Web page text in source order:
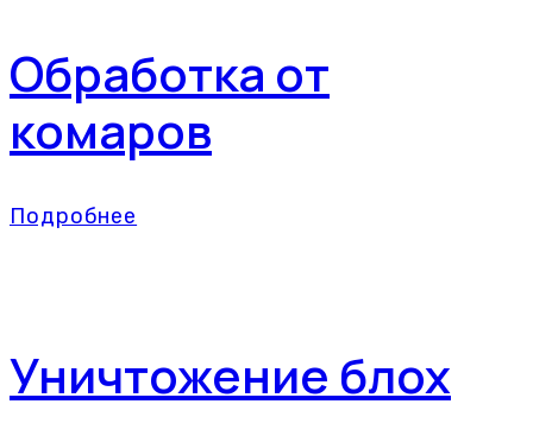
Обработка от
комаров
Подробнее
Уничтожение блох